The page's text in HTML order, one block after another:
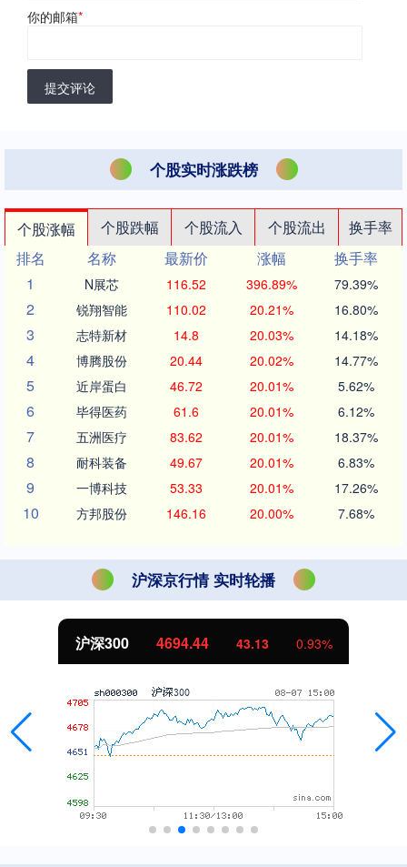
你的邮箱*
提交评论
个股实时涨跌榜
个股涨幅 个股跌幅 个股流入 个股流出
换手率
排名
名称 最新价 涨幅
换手率
1
N展芯 116.52 396.89% 79.39%
2 锐翔智能 110.02 20.21% 16.80%
3 志特新材 14.8 20.03% 14.18%
4 博腾股份 20.44 20.02% 14.77%
5 近岸蛋白 46.72 20.01% 5.62%
6 毕得医药 61.6 20.01% 6.12%
7 五洲医疗 83.62 20.01% 18.37%
8 耐科装备 49.67 20.01% 6.83%
9 一博科技 53.33 20.01% 17.26%
10 方邦股份 146.16 20.00% 7.68%
沪深京行情 实时轮播
沪深300 4694.44 43.13 0.93%